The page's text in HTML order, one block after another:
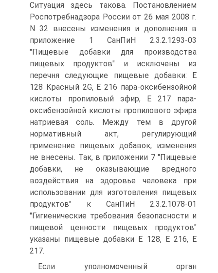
Ситуация здесь такова. Постановлением
Роспотребнадзора России от 26 мая 2008 г.
N 32 внесены изменения и дополнения в
приложение 1 СанПиН 2.3.2.1293-03
"Пищевые добавки для производства
пищевых продуктов" и исключены из
перечня следующие пищевые добавки: E
128 Красный 2G, E 216 пара-оксибензойной
кислоты пропиловый эфир, E 217 пара-
оксибензойной кислоты пропилового эфира
натриевая соль. Между тем в другой
нормативный акт, регулирующий
применение пищевых добавок, изменения
не внесены. Так, в приложении 7 "Пищевые
добавки, не оказывающие вредного
воздействия на здоровье человека при
использовании для изготовления пищевых
продуктов" к СанПиН 2.3.2.1078-01
"Гигиенические требования безопасности и
пищевой ценности пищевых продуктов"
указаны пищевые добавки E 128, E 216, E
217.
Если уполномоченный орган